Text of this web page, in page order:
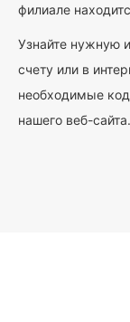
филиале
Узнайте нужную
счету или в
необходимые
нашего веб-сайта.